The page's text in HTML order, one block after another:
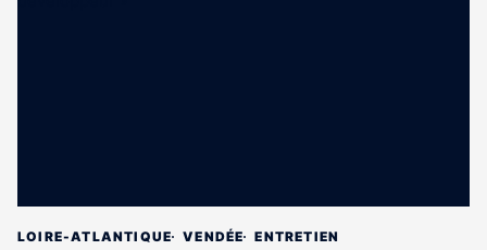
LOIRE-ATLANTIQUE VENDÉE ENTRETIEN